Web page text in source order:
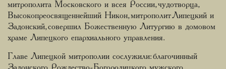
митрополита Московского и всея России, чудотворца,
Высокопреосвященнейший Никон, митрополит Липецкий и
Задонский, совершил Божественную Литургию в домовом
храме Липецкого епархиального управления.
Главе Липецкой митрополии сослужили: благочинный